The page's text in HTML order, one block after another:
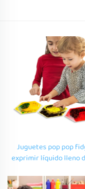
Juguetes pop pop
exprimir líquido lleno
sensorial habitación